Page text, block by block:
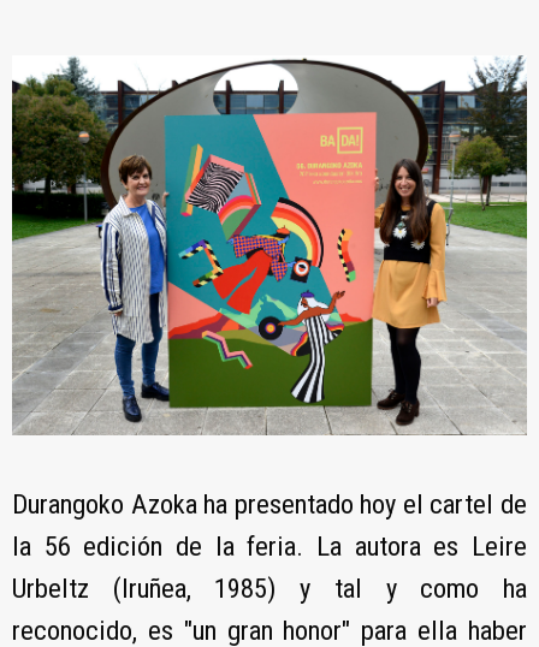
Durangoko Azoka ha presentado hoy el cartel de
la 56 edición de la feria. La autora es Leire
Urbeltz (Iruñea, 1985) y tal y como ha
reconocido, es "un gran honor" para ella haber